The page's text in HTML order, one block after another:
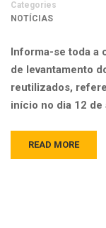
Categories
NOTÍCIAS
Informa-se toda a
de levantamento
reutilizados,
início no dia 12
READ MORE